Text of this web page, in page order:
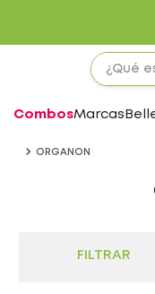
CombosMarcas
ORGANON
FILTRAR